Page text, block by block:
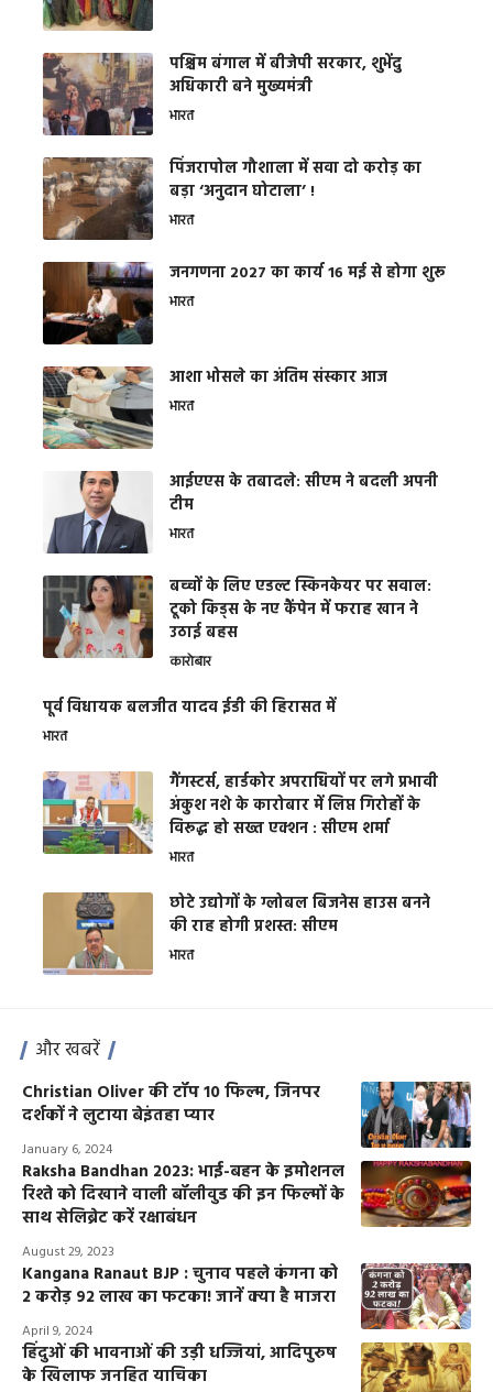
पश्चिम बंगाल में बीजेपी सरकार, शुभेंदु
अधिकारी बने मुख्यमंत्री
भारत
​पिंजरापोल गौशाला में सवा दो करोड़ का
बड़ा ‘अनुदान घोटाला’ !
भारत
जनगणना 2027 का कार्य 16 मई से होगा शुरू
भारत
आशा भोसले का अंतिम संस्कार आज
भारत
आईएएस के तबादले: सीएम ने बदली अपनी
टीम
भारत
बच्चों के लिए एडल्ट स्किनकेयर पर सवाल:
टूको किड्स के नए कैंपेन में फराह खान ने
उठाई बहस
कारोबार
पूर्व विधायक बलजीत यादव ईडी की हिरासत में
भारत
गैंगस्टर्स, हार्डकोर अपराधियों पर लगे प्रभावी
अंकुश नशे के कारोबार में लिप्त गिरोहों के
विरूद्ध हो सख्त एक्शन : सीएम शर्मा
भारत
छोटे उद्योगों के ग्लोबल बिजनेस हाउस बनने
की राह होगी प्रशस्त: सीएम
भारत
और खबरें
Christian Oliver की टॉप 10 फिल्म, जिनपर
दर्शकों ने लुटाया बेइंतहा प्यार
January 6, 2024
Raksha Bandhan 2023: भाई-बहन के इमोशनल
रिश्ते को दिखाने वाली बॉलीवुड की इन फिल्मों के
साथ सेलिब्रेट करें रक्षाबंधन
August 29, 2023
Kangana Ranaut BJP : चुनाव पहले कंगना को
2 करोड़ 92 लाख का फटका! जानें क्या है माजरा
April 9, 2024
हिंदुओं की भावनाओं की उड़ी धज्जियां, आदिपुरुष
के खिलाफ जनहित याचिका